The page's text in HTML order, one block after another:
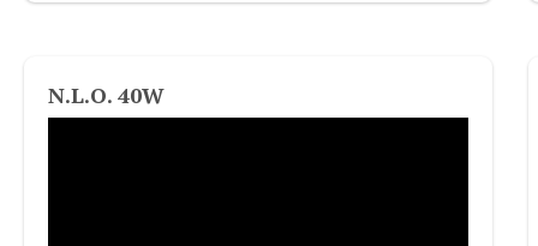
N.L.O. 40W